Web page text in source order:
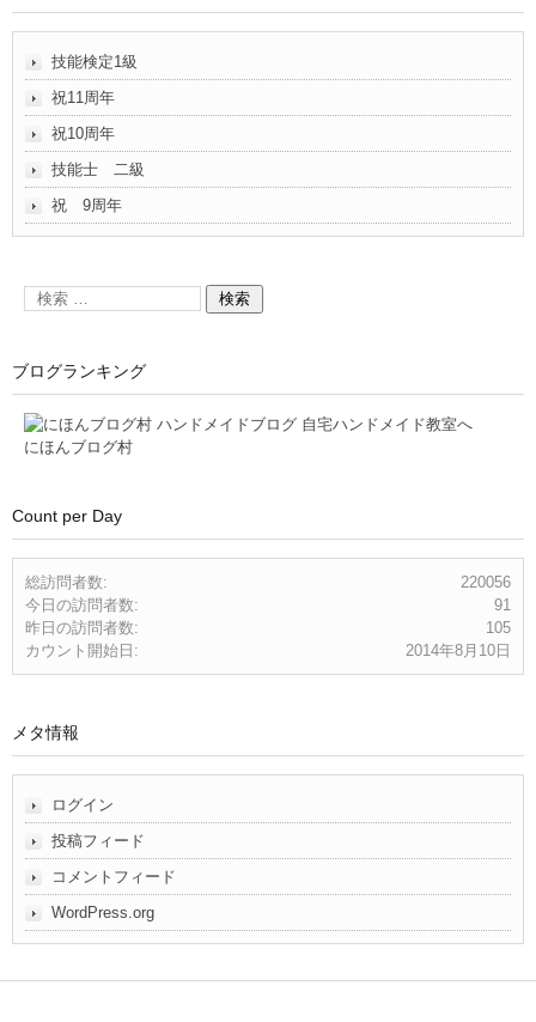
技能検定1級
祝11周年
祝10周年
技能士 二級
祝 9周年
ブログランキング
にほんブログ村
Count per Day
220056
総訪問者数:
91
今日の訪問者数:
105
昨日の訪問者数:
2014年8月10日
カウント開始日:
メタ情報
ログイン
投稿フィード
コメントフィード
WordPress.org